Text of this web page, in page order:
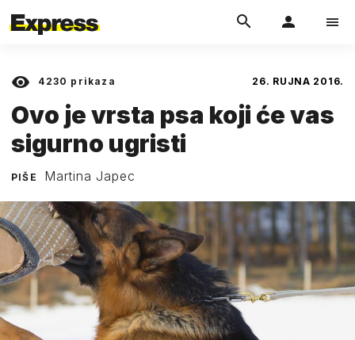
4230 prikaza 26. RUJNA 2016.
Ovo je vrsta psa koji će vas
sigurno ugristi
PIŠE Martina Japec